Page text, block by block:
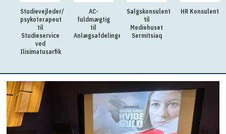
Studievejleder/
psykoterapeut
til
Studieservice
ved
Ilisimatusarfik
AC-
fuldmægtig
til
Anlægsafdelingen
Salgskonsulent
til
Mediehuset
Sermitsiaq
HR Konsulent